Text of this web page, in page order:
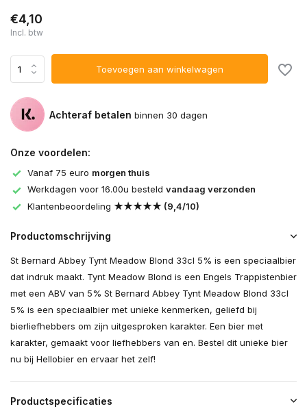
€4,10
Incl. btw
Toevoegen aan winkelwagen
Achteraf betalen binnen 30 dagen
Onze voordelen:
Vanaf 75 euro morgen thuis
Werkdagen voor 16.00u besteld vandaag verzonden
Klantenbeoordeling ★★★★★ (9,4/10)
Productomschrijving
St Bernard Abbey Tynt Meadow Blond 33cl 5% is een speciaalbier
dat indruk maakt. Tynt Meadow Blond is een Engels Trappistenbier
met een ABV van 5% St Bernard Abbey Tynt Meadow Blond 33cl
5% is een speciaalbier met unieke kenmerken, geliefd bij
bierliefhebbers om zijn uitgesproken karakter. Een bier met
karakter, gemaakt voor liefhebbers van en. Bestel dit unieke bier
nu bij Hellobier en ervaar het zelf!
Productspecificaties